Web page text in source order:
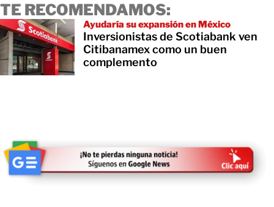
TE RECOMENDAMOS:
Ayudaría su expansión en México
Inversionistas de Scotiabank ven
Citibanamex como un buen
complemento